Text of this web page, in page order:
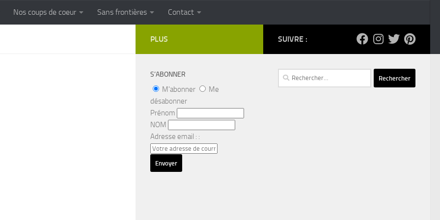
Cuisine populaire des terroirs
Nos coups de coeur Sans frontières Contact
SUIVRE :
Rechercher :
PLUS
S’ABONNER
M'abonner
Me
désabonner
Prénom
NOM
Adresse email : :